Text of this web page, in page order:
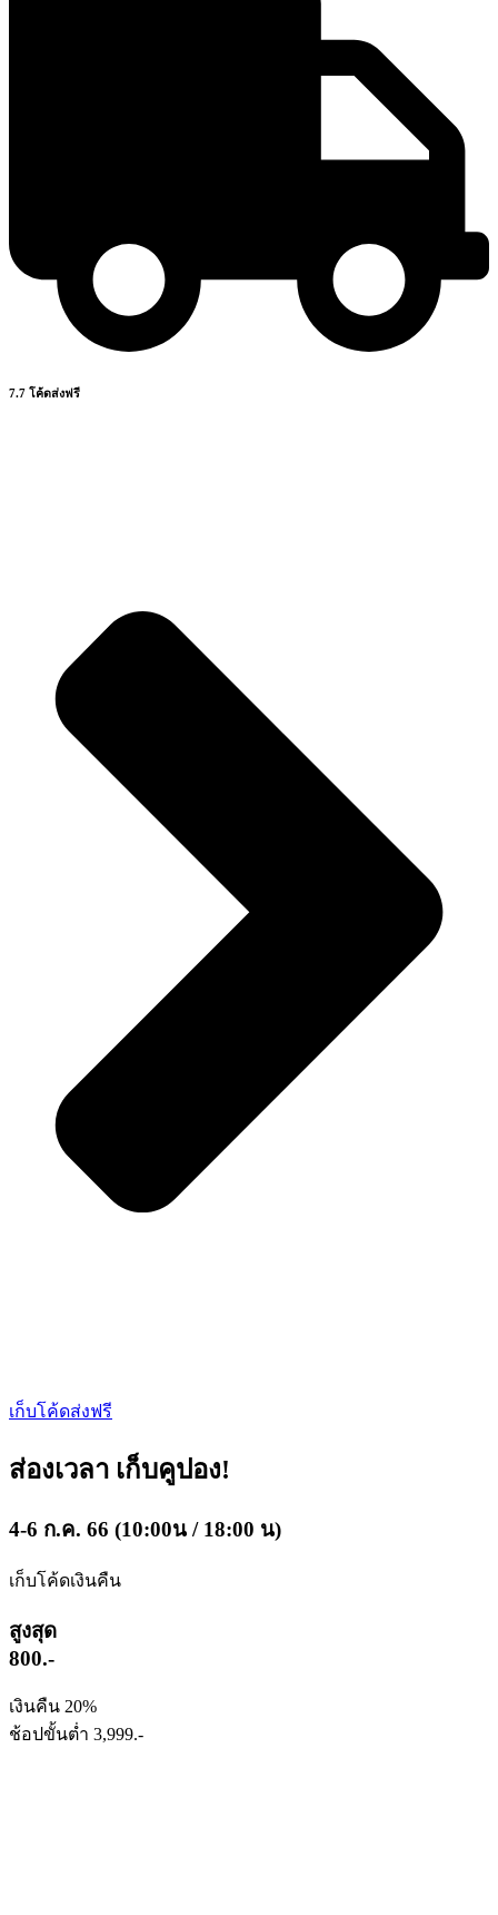
7.7 โค้ดส่งฟรี
เก็บโค้ดส่งฟรี
ส่องเวลา เก็บคูปอง!
4-6 ก.ค. 66 (10:00น / 18:00 น)
เก็บโค้ดเงินคืน
สูงสุด
800.-
เงินคืน 20%
ช้อปขั้นต่ำ 3,999.-